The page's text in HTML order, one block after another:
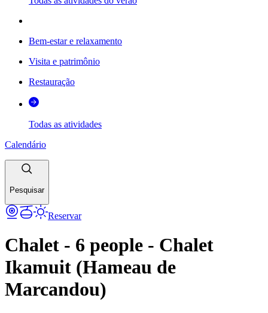
Bem-estar e relaxamento
Visita e patrimônio
Restauração
Todas as atividades
Calendário
Pesquisar
Reservar
Chalet - 6 people - Chalet
Ikamuit (Hameau de
Marcandou)